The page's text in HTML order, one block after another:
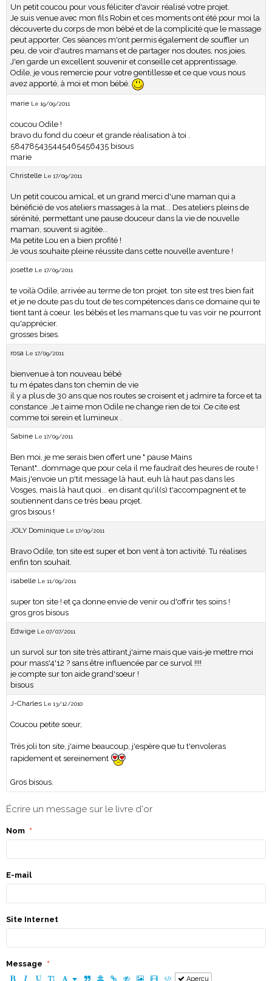
Un petit coucou pour vous féliciter d'avoir réalisé votre projet.
Je suis venue avec mon fils Robin et ces moments ont été pour moi la
découverte du corps de mon bébé et de la complicité que le massage
peut apporter. Ces séances m'ont permis également de souffler un
peu, de voir d'autres mamans et de partager nos doutes, nos joies.
J'en garde un excellent souvenir et conseille cet apprentissage.
Odile, je vous remercie pour votre gentillesse et ce que vous nous
avez apporté, à moi et mon bébé.
marie Le 19/09/2011
coucou Odile !
bravo du fond du coeur et grande réalisation à toi .
584785435445465456435 bisous
marie
Christelle Le 17/09/2011
Un petit coucou amical, et un grand merci d'une maman qui a
bénéficié de vos ateliers massages à la mat... Des ateliers pleins de
sérénité, permettant une pause douceur dans la vie de nouvelle
maman, souvent si agitée...
Ma petite Lou en a bien profité !
Je vous souhaite pleine réussite dans cette nouvelle aventure !
josette Le 17/09/2011
te voilà Odile, arrivée au terme de ton projet. ton site est tres bien fait
et je ne doute pas du tout de tes compétences dans ce domaine qui te
tient tant à coeur. les bébés et les mamans que tu vas voir ne pourront
qu'apprécier.
grosses bises.
rosa Le 17/09/2011
bienvenue à ton nouveau bébé
tu m épates dans ton chemin de vie
il y a plus de 30 ans que nos routes se croisent et j admire ta force et ta
constance .Je t aime mon Odile ne change rien de toi .Ce cite est
comme toi serein et lumineux .
Sabine Le 17/09/2011
Ben moi, je me serais bien offert une " pause Mains
Tenant"...dommage que pour cela il me faudrait des heures de route !
Mais j'envoie un p'tit message là haut, euh là haut pas dans les
Vosges, mais là haut quoi... en disant qu'il(s) t'accompagnent et te
soutiennent dans ce très beau projet.
gros bisous !
JOLY Dominique Le 17/09/2011
Bravo Odile, ton site est super et bon vent à ton activité. Tu réalises
enfin ton souhait.
isabelle Le 11/09/2011
super ton site ! et ça donne envie de venir ou d'offrir tes soins !
gros gros bisous
Edwige Le 07/07/2011
un survol sur ton site très attirant,j'aime mais que vais-je mettre moi
pour mass'4'12 ? sans être influencée par ce survol !!!!
je compte sur ton aide grand'soeur !
bisous
J-Charles Le 13/12/2010
Coucou petite sœur,
Très joli ton site, j'aime beaucoup, j'espère que tu t'envoleras
rapidement et sereinement
Gros bisous.
Écrire un message sur le livre d'or
Nom
E-mail
Site Internet
Message
Aperçu